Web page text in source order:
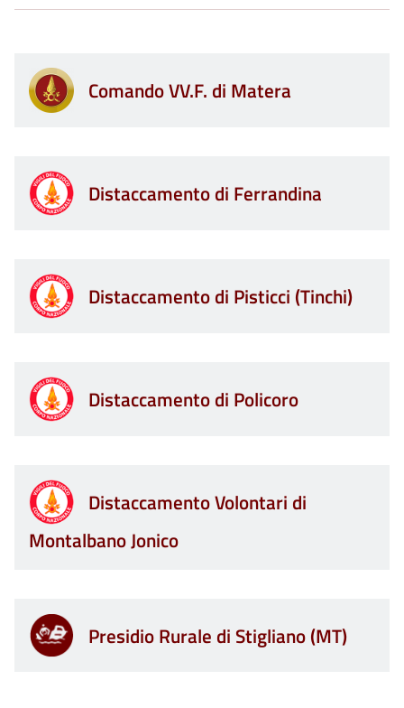
Comando VV.F. di Matera
Distaccamento di Ferrandina
Distaccamento di Pisticci (Tinchi)
Distaccamento di Policoro
Distaccamento Volontari di
Montalbano Jonico
Presidio Rurale di Stigliano (MT)